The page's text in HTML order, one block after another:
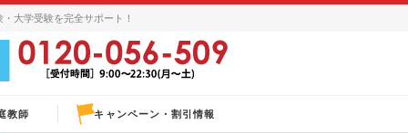
大学受験を完全サポート！
教師 キャンペーン・割引情報